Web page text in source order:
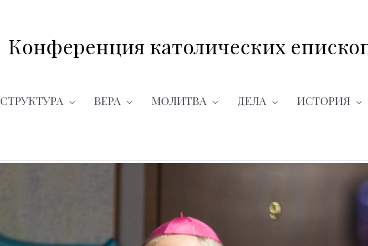
Конференция католических
СТРУКТУРА ВЕРА МОЛИТВА ДЕЛА ИСТОРИЯ